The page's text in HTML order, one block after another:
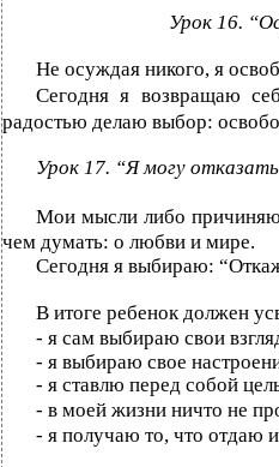
Урок 16.
Не осуждая никого, я
Сегодня я возвращаю
радостью делаю выбор:
Урок 17. “Я могу
Мои мысли либо
чем думать: о любви и мире.
Сегодня я выбираю:
В итоге ребенок должен
- я сам выбираю свои
- я выбираю свое
- я ставлю перед собой
- в моей жизни ничто не
- я получаю то, что отдаю